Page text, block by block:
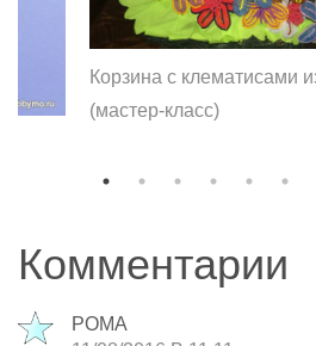
Корзина с клематисами
(мастер-класс)
Комментарии
РОМА